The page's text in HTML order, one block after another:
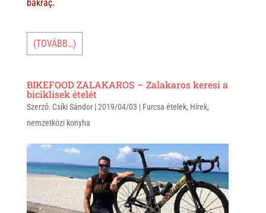
bakraç.
(TOVÁBB…)
BIKEFOOD ZALAKAROS – Zalakaros keresi a
biciklisek ételét
Szerző: Csíki Sándor|2019/04/03 | Furcsa ételek, Hírek,
nemzetközi konyha